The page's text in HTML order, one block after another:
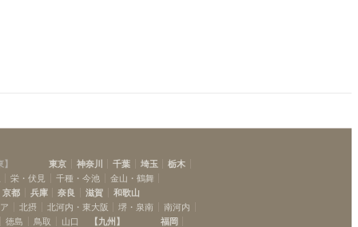
】 東京 神奈川 千葉 埼玉
栃木
栄・伏見 千種・今池
金山・鶴舞
京都
兵庫 奈良 滋賀
和歌山
北摂 北河内・東大阪 堺・泉南
南河内
徳島
鳥取 山口 【九州 】
福岡